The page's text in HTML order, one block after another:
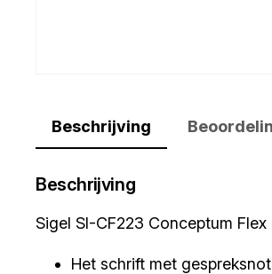
Beschrijving
Beschrijving
Sigel SI-CF223 Conceptum
Het schrift met